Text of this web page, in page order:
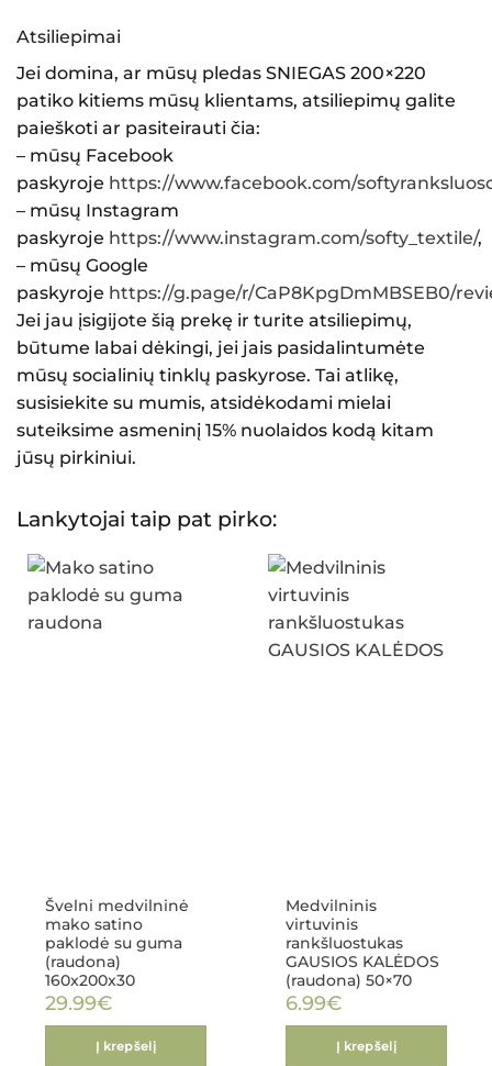
Atsiliepimai
Jei domina, ar mūsų pledas SNIEGAS 200×220
patiko kitiems mūsų klientams, atsiliepimų galite
paieškoti ar pasiteirauti čia:
– mūsų Facebook
paskyroje https://www.facebook.com/
– mūsų Instagram
paskyroje https://www.instagram.com/softy_textile/,
– mūsų Google
paskyroje https://g.page/r/CaP8KpgDmMBSEB0/
Jei jau įsigijote šią prekę ir turite atsiliepimų,
būtume labai dėkingi, jei jais pasidalintumėte
mūsų socialinių tinklų paskyrose. Tai atlikę,
susisiekite su mumis, atsidėkodami mielai
suteiksime asmeninį 15% nuolaidos kodą kitam
jūsų pirkiniui.
Lankytojai taip pat pirko:
Švelni medvilninė
mako satino
paklodė su guma
(raudona)
160x200x30
29.99€
Į krepšelį
Medvilninis
virtuvinis
rankšluostukas
GAUSIOS KALĖDOS
(raudona) 50×70
6.99€
Į krepšelį